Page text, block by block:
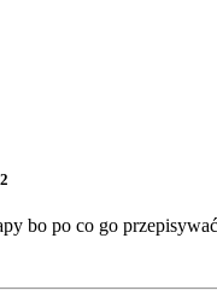
bo po co go